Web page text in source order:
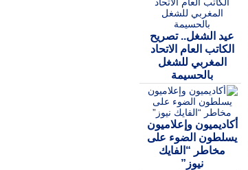
عيد الشغل.. تصريح
الكاتب العام الاتحاد
المغربي للشغل
بالحسيمة
أكاديميون وإعلاميون
يسلطون الضوء على
مخاطر “الفايك
نيوز”